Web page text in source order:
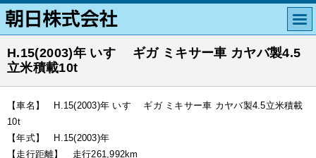
H.15(2003)年 いすゞ ギガ ミキサー車 カヤバ製4.5
立米積載10t
【車名】 H.15(2003)年 いすゞ ギガ ミキサー車 カヤバ製4.5立米積載
10t
【年式】 H.15(2003)年
【走行距離】 走行261,992km